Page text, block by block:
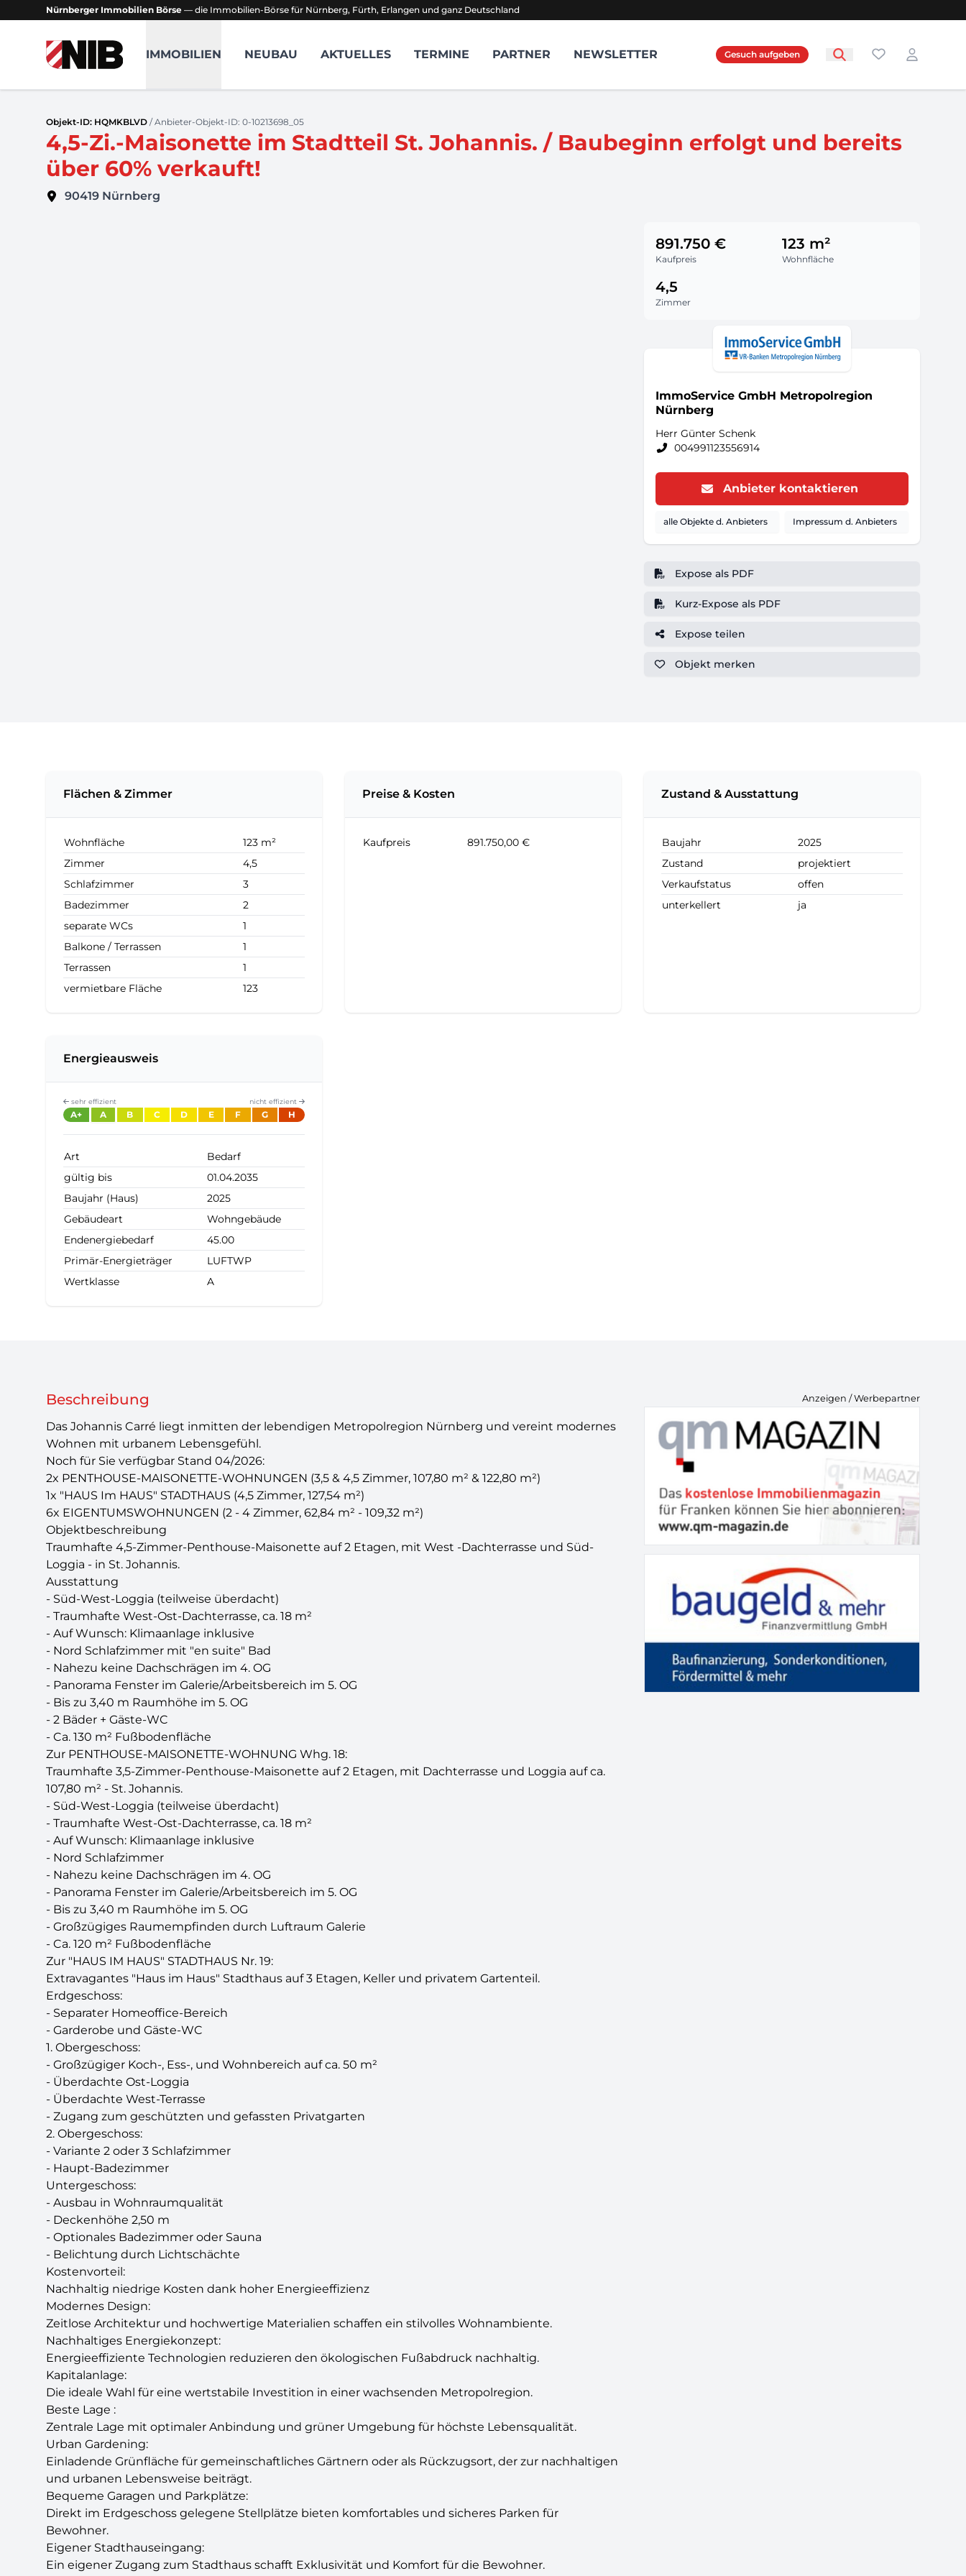
Nürnberger Immobilien Börse — die Immobilien-Börse für Nürnberg, Fürth, Erlangen und ganz Deutschland
NIB - Nürnberger Immobilien Börse
IMMOBILIEN NEUBAU AKTUELLES TERMINE PARTNER NEWSLETTER Gesuch aufgeben Favoriten
Login
Objekt-ID: HQMKBLVD / Anbieter-Objekt-ID: 0-10213698_05
4,5-Zi.-Maisonette im Stadtteil St. Johannis. / Baubeginn erfolgt und bereits
über 60% verkauft!
90419 Nürnberg
Kaufpreis
891.750 €
Wohnfläche
123 m²
Zimmer
4,5
ImmoService GmbH Metropolregion
Nürnberg
Herr Günter Schenk
004991123556914
Anbieter kontaktieren
alle Objekte d. Anbieters Impressum d. Anbieters
Expose als PDF
Kurz-Expose als PDF
Expose teilen
Objekt merken
Flächen & Zimmer
Wohnfläche
123 m²
Zimmer
4,5
Schlafzimmer
3
Badezimmer
2
separate WCs
1
Balkone / Terrassen
1
Terrassen
1
vermietbare Fläche
123
Preise & Kosten
Kaufpreis 891.750,00 €
Zustand & Ausstattung
Baujahr
2025
Zustand
projektiert
Verkaufstatus
offen
unterkellert
ja
Energieausweis
sehr effizient nicht effizient
A+ A B C D E F G H
Art
Bedarf
gültig bis
01.04.2035
Baujahr (Haus)
2025
Gebäudeart
Wohngebäude
Endenergiebedarf
45.00
Primär-Energieträger
LUFTWP
Wertklasse
A
Beschreibung
Das Johannis Carré liegt inmitten der lebendigen Metropolregion Nürnberg und vereint modernes
Wohnen mit urbanem Lebensgefühl.
Noch für Sie verfügbar Stand 04/2026:
2x PENTHOUSE-MAISONETTE-WOHNUNGEN (3,5 & 4,5 Zimmer, 107,80 m² & 122,80 m²)
1x "HAUS Im HAUS" STADTHAUS (4,5 Zimmer, 127,54 m²)
6x EIGENTUMSWOHNUNGEN (2 - 4 Zimmer, 62,84 m² - 109,32 m²)
Objektbeschreibung
Traumhafte 4,5-Zimmer-Penthouse-Maisonette auf 2 Etagen, mit West -Dachterrasse und Süd-
Loggia - in St. Johannis.
Ausstattung
- Süd-West-Loggia (teilweise überdacht)
- Traumhafte West-Ost-Dachterrasse, ca. 18 m²
- Auf Wunsch: Klimaanlage inklusive
- Nord Schlafzimmer mit "en suite" Bad
- Nahezu keine Dachschrägen im 4. OG
- Panorama Fenster im Galerie/Arbeitsbereich im 5. OG
- Bis zu 3,40 m Raumhöhe im 5. OG
- 2 Bäder + Gäste-WC
- Ca. 130 m² Fußbodenfläche
Zur PENTHOUSE-MAISONETTE-WOHNUNG Whg. 18:
Traumhafte 3,5-Zimmer-Penthouse-Maisonette auf 2 Etagen, mit Dachterrasse und Loggia auf ca.
107,80 m² - St. Johannis.
- Süd-West-Loggia (teilweise überdacht)
- Traumhafte West-Ost-Dachterrasse, ca. 18 m²
- Auf Wunsch: Klimaanlage inklusive
- Nord Schlafzimmer
- Nahezu keine Dachschrägen im 4. OG
- Panorama Fenster im Galerie/Arbeitsbereich im 5. OG
- Bis zu 3,40 m Raumhöhe im 5. OG
- Großzügiges Raumempfinden durch Luftraum Galerie
- Ca. 120 m² Fußbodenfläche
Zur "HAUS IM HAUS" STADTHAUS Nr. 19:
Extravagantes "Haus im Haus" Stadthaus auf 3 Etagen, Keller und privatem Gartenteil.
Erdgeschoss:
- Separater Homeoffice-Bereich
- Garderobe und Gäste-WC
1. Obergeschoss:
- Großzügiger Koch-, Ess-, und Wohnbereich auf ca. 50 m²
- Überdachte Ost-Loggia
- Überdachte West-Terrasse
- Zugang zum geschützten und gefassten Privatgarten
2. Obergeschoss:
- Variante 2 oder 3 Schlafzimmer
- Haupt-Badezimmer
Untergeschoss:
- Ausbau in Wohnraumqualität
- Deckenhöhe 2,50 m
- Optionales Badezimmer oder Sauna
- Belichtung durch Lichtschächte
Kostenvorteil:
Nachhaltig niedrige Kosten dank hoher Energieeffizienz
Modernes Design:
Zeitlose Architektur und hochwertige Materialien schaffen ein stilvolles Wohnambiente.
Nachhaltiges Energiekonzept:
Energieeffiziente Technologien reduzieren den ökologischen Fußabdruck nachhaltig.
Kapitalanlage:
Die ideale Wahl für eine wertstabile Investition in einer wachsenden Metropolregion.
Beste Lage :
Zentrale Lage mit optimaler Anbindung und grüner Umgebung für höchste Lebensqualität.
Urban Gardening:
Einladende Grünfläche für gemeinschaftliches Gärtnern oder als Rückzugsort, der zur nachhaltigen
und urbanen Lebensweise beiträgt.
Bequeme Garagen und Parkplätze:
Direkt im Erdgeschoss gelegene Stellplätze bieten komfortables und sicheres Parken für
Bewohner.
Eigener Stadthauseingang:
Ein eigener Zugang zum Stadthaus schafft Exklusivität und Komfort für die Bewohner.
Anzeigen / Werbepartner